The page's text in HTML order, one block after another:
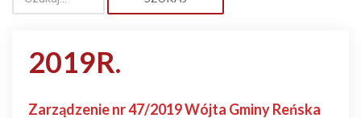
2019R.
Zarządzenie nr 47/2019 Wójta Gminy Reńska